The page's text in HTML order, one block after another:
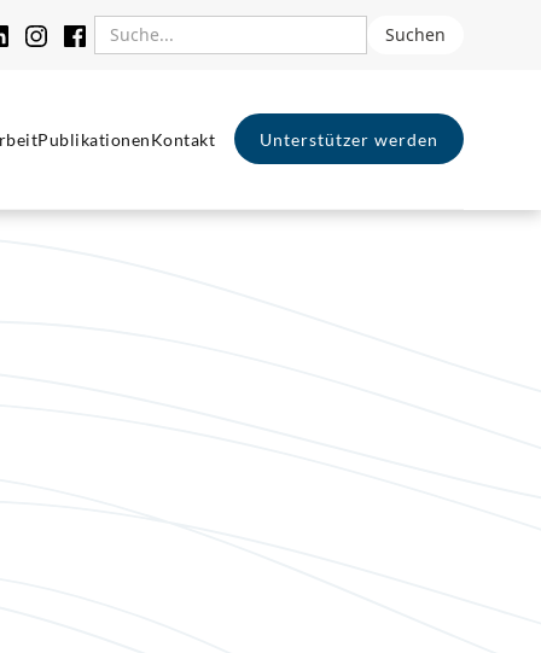
PublikationenKontakt Unterstützer werden